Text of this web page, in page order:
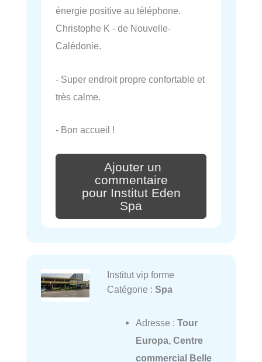
énergie positive au téléphone.
Christophe K - de Nouvelle-
Calédonie.
- Super endroit propre confortable et
très calme.
- Bon accueil !
Ajouter un
commentaire
pour Institut Eden
Spa
Institut vip forme
Catégorie : Spa
Adresse : Tour
Europa, Centre
commercial Belle